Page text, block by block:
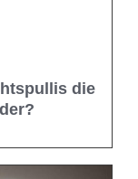
die